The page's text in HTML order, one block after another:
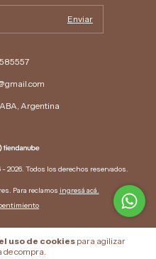
uso de cookiespara agilizar
de compra.
Argentina
- 2026. Todos los derechos reservados.
Para reclamos ingresá acá.